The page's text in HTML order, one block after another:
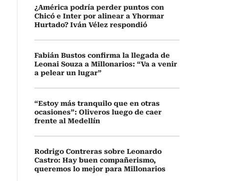
¿América podría perder puntos con
Chicó e Inter por alinear a Yhormar
Hurtado? Iván Vélez respondió
Fabián Bustos confirma la llegada de
Leonai Souza a Millonarios: “Va a venir
a pelear un lugar”
“Estoy más tranquilo que en otras
ocasiones”: Oliveros luego de caer
frente al Medellín
Rodrigo Contreras sobre Leonardo
Castro: Hay buen compañerismo,
queremos lo mejor para Millonarios